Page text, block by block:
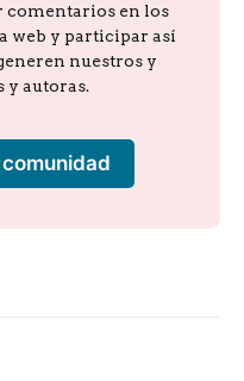
comentarios en los
web y participar así
nuestros y
y autoras.